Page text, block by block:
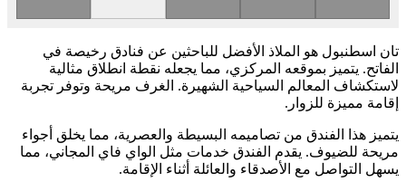
تان اسطنبول هو الملاذ الأفضل للباحثين عن فنادق رخيصة في
الفاتح. يتميز بموقعه المركزي، مما يجعله نقطة انطلاق مثالية
لاستكشاف المعالم السياحية الشهيرة. الغرف مريحة وتوفر تجربة
إقامة مميزة للزوار.
يتميز هذا الفندق من تصاميمه البسيطة والعصرية، مما يخلق أجواء
مريحة للضيوف. يقدم الفندق خدمات مثل الواي فاي المجاني، مما
يسهل التواصل مع الأصدقاء والعائلة أثناء الإقامة.